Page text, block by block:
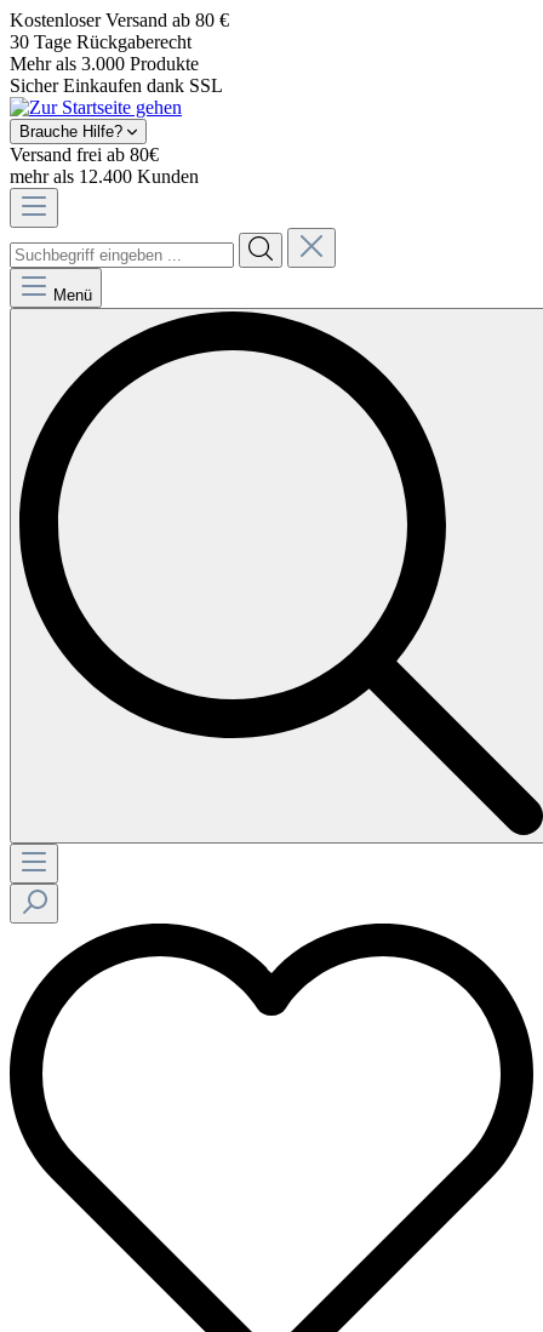
Kostenloser Versand ab 80 €
30 Tage Rückgaberecht
Mehr als 3.000 Produkte
Sicher Einkaufen dank SSL
Brauche Hilfe?
Versand frei ab 80€
mehr als 12.400 Kunden
Menü